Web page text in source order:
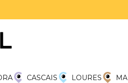
CASCAIS LOURES